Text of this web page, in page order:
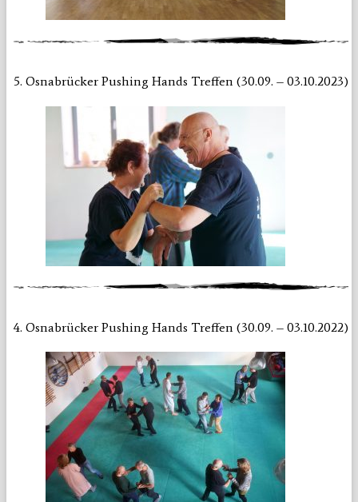
5. Osnabrücker Pushing Hands Treffen (30.09. – 03.10.2023)
4. Osnabrücker Pushing Hands Treffen (30.09. – 03.10.2022)